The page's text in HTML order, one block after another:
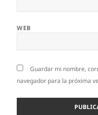
WEB
Guardar mi nombre,
navegador para la próxima